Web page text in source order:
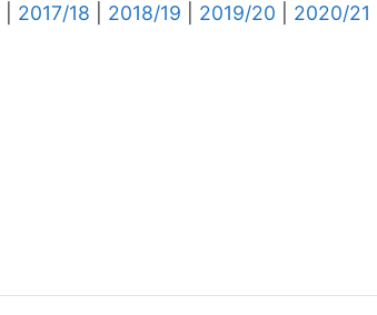
2017/18 2018/19 2019/20
2020/21